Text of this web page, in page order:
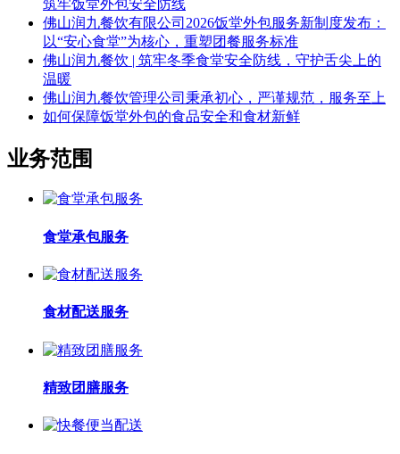
筑牢饭堂外包安全防线
佛山润九餐饮有限公司2026饭堂外包服务新制度发布：
以“安心食堂”为核心，重塑团餐服务标准
佛山润九餐饮 | 筑牢冬季食堂安全防线，守护舌尖上的
温暖
佛山润九餐饮管理公司秉承初心，严谨规范，服务至上
如何保障饭堂外包的食品安全和食材新鲜
业务范围
食堂承包服务
食材配送服务
精致团膳服务